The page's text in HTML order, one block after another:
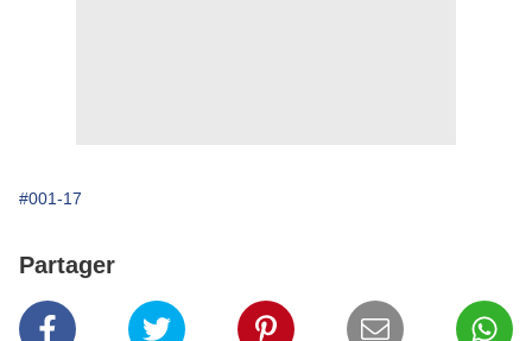
#001-17
Partager